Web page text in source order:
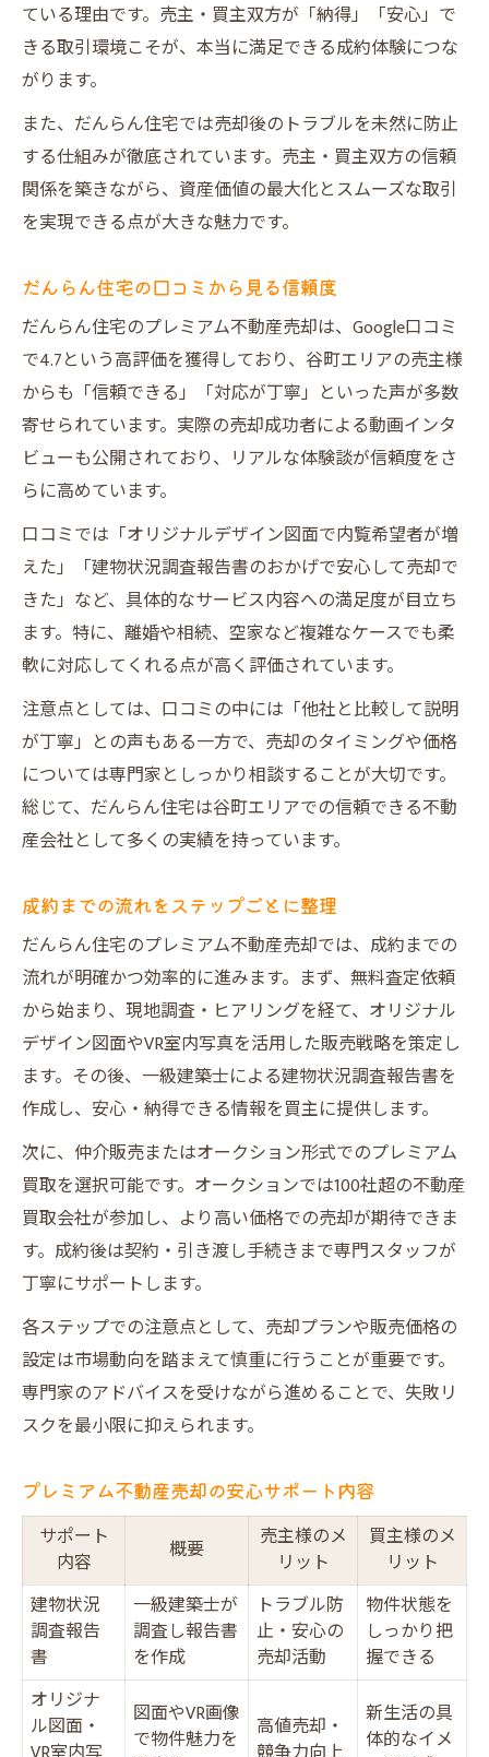
ている理由です。売主・買主双方が「納得」「安心」で
きる取引環境こそが、本当に満足できる成約体験につな
がります。
また、だんらん住宅では売却後のトラブルを未然に防止
する仕組みが徹底されています。売主・買主双方の信頼
関係を築きながら、資産価値の最大化とスムーズな取引
を実現できる点が大きな魅力です。
だんらん住宅の口コミから見る信頼度
だんらん住宅のプレミアム不動産売却は、Google口コミ
で4.7という高評価を獲得しており、谷町エリアの売主様
からも「信頼できる」「対応が丁寧」といった声が多数
寄せられています。実際の売却成功者による動画インタ
ビューも公開されており、リアルな体験談が信頼度をさ
らに高めています。
口コミでは「オリジナルデザイン図面で内覧希望者が増
えた」「建物状況調査報告書のおかげで安心して売却で
きた」など、具体的なサービス内容への満足度が目立ち
ます。特に、離婚や相続、空家など複雑なケースでも柔
軟に対応してくれる点が高く評価されています。
注意点としては、口コミの中には「他社と比較して説明
が丁寧」との声もある一方で、売却のタイミングや価格
については専門家としっかり相談することが大切です。
総じて、だんらん住宅は谷町エリアでの信頼できる不動
産会社として多くの実績を持っています。
成約までの流れをステップごとに整理
だんらん住宅のプレミアム不動産売却では、成約までの
流れが明確かつ効率的に進みます。まず、無料査定依頼
から始まり、現地調査・ヒアリングを経て、オリジナル
デザイン図面やVR室内写真を活用した販売戦略を策定し
ます。その後、一級建築士による建物状況調査報告書を
作成し、安心・納得できる情報を買主に提供します。
次に、仲介販売またはオークション形式でのプレミアム
買取を選択可能です。オークションでは100社超の不動産
買取会社が参加し、より高い価格での売却が期待できま
す。成約後は契約・引き渡し手続きまで専門スタッフが
丁寧にサポートします。
各ステップでの注意点として、売却プランや販売価格の
設定は市場動向を踏まえて慎重に行うことが重要です。
専門家のアドバイスを受けながら進めることで、失敗リ
スクを最小限に抑えられます。
プレミアム不動産売却の安心サポート内容
サポート
内容
概要
売主様のメ
リット
買主様のメ
リット
建物状況
調査報告
書
一級建築士が
調査し報告書
を作成
トラブル防
止・安心の
売却活動
物件状態を
しっかり把
握できる
オリジナ
ル図面・
図面やVR画像
で物件魅力を
高値売却・
新生活の具
体的なイメ